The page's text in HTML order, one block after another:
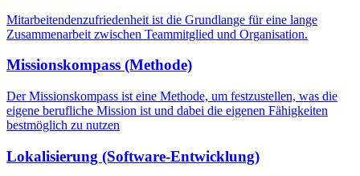
Mitarbeitendenzufriedenheit ist die Grundlange für eine lange
Zusammenarbeit zwischen Teammitglied und Organisation.
Missionskompass (Methode)
Der Missionskompass ist eine Methode, um festzustellen, was die
eigene berufliche Mission ist und dabei die eigenen Fähigkeiten
bestmöglich zu nutzen
Lokalisierung (Software-Entwicklung)